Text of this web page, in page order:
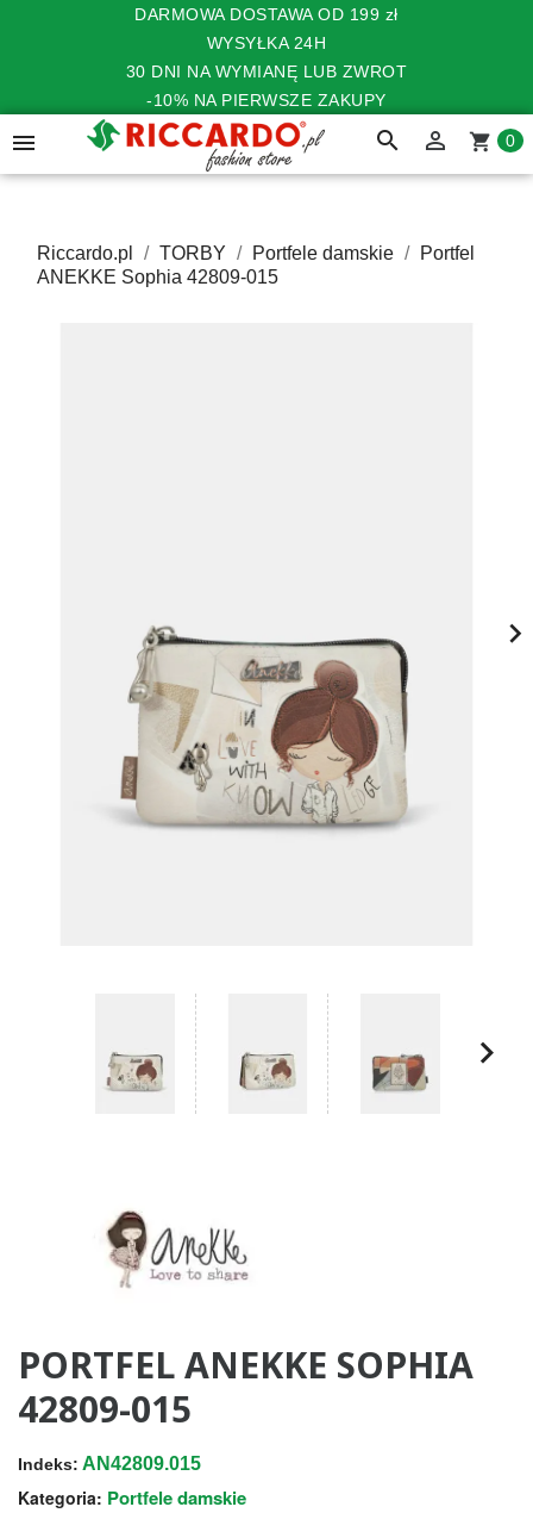
DARMOWA DOSTAWA OD 199 zł
WYSYŁKA 24H
30 DNI NA WYMIANĘ LUB ZWROT
-10% NA PIERWSZE ZAKUPY
 search  shopping_cart 0
Riccardo.pl TORBY Portfele damskie
Portfel
ANEKKE Sophia 42809-015

PORTFEL ANEKKE SOPHIA
42809-015
Indeks: AN42809.015
Kategoria: Portfele damskie